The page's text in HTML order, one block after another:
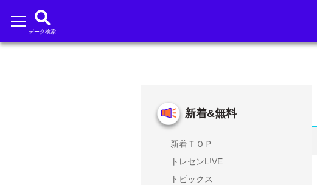
データ検索
新着&無料
新着ＴＯＰ
トレセンL!VE
トピックス